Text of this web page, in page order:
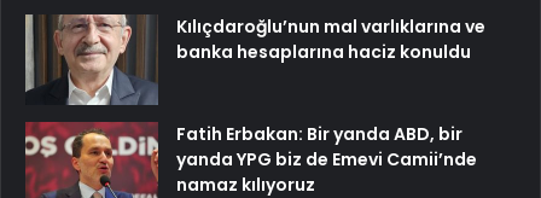
Kılıçdaroğlu’nun mal varlıklarına ve
banka hesaplarına haciz konuldu
Fatih Erbakan: Bir yanda ABD, bir
yanda YPG biz de Emevi Camii’nde
namaz kılıyoruz